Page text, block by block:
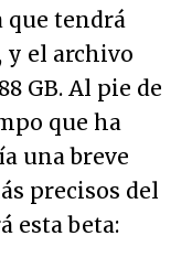
que tendrá
y el archivo
GB. Al pie de
que ha
una breve
precisos del
esta beta: